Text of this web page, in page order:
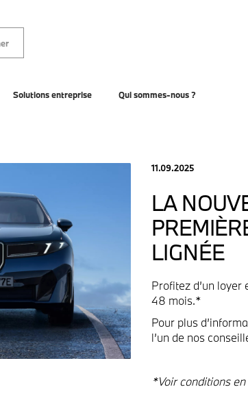
Solutions entreprise Qui sommes-nous ?
11.09.2025
LA
LIGNÉE
Profitez d’un
48 mois.*
Pour plus
l’un de nos
*Voir conditions